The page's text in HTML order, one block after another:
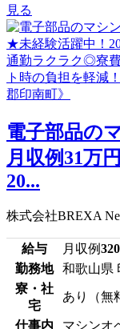
見る
電子部品の
月収例31万
20...
株式会社BREXA
給与 月収例
勤務地
和歌山県
寮・社
宅
あり（無
仕事内 マシンオ